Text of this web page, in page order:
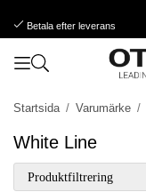
Betala efter leverans
Startsida / Varumärke /
White Line
Produktfiltrering